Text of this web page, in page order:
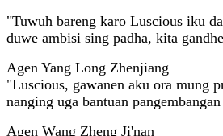
"Tuwuh bareng karo Luscious iku
duwe ambisi sing padha, kita
Agen Yang Long Zhenjiang
"Luscious, gawanen aku ora mung
nanging uga bantuan
Agen Wang Zheng Ji'nan